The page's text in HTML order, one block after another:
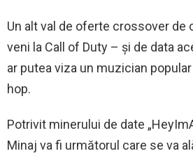
Un alt val de oferte crossover de
veni la Call of Duty – și de data
ar putea viza un muzician
hop.
Potrivit minerului de date
Minaj va fi următorul care se va